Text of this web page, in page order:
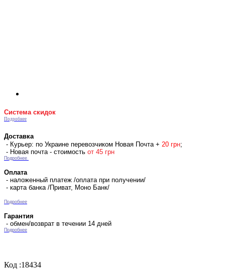
Система скидок
Подробнее
Доставка
- Курьер: по Украине перевозчиком Новая Почта + 20 грн;
- Новая почта - стоимость от 45 грн
Подробнее
Оплата
- наложенный платеж /оплата при получении/
- карта банка /Приват, Моно Банк/
Подробнее
Гарантия
- обмен/возврат в течении 14 дней
Подробнее
Код :18434